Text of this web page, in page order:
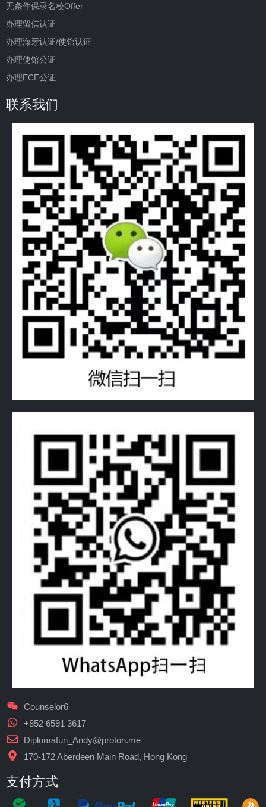
无条件保录名校Offer
办理留信认证
办理海牙认证/使馆认证
办理使馆公证
办理ECE公证
联系我们
Counselor6
+852 6591 3617
Diplomafun_Andy@proton.me
170-172 Aberdeen Main Road, Hong Kong
支付方式